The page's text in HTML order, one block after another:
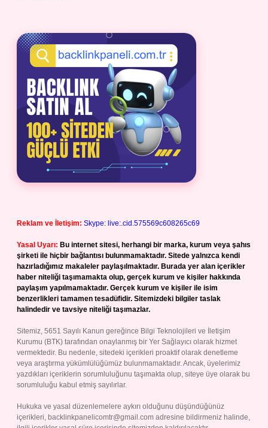
Reklam ve İletişim: Skype: live:.cid.575569c608265c69
Yasal Uyarı: Bu internet sitesi, herhangi bir marka, kurum veya şahıs
şirketi ile hiçbir bağlantısı bulunmamaktadır. Sitede yalnızca kendi
hazırladığımız makaleler paylaşılmaktadır. Burada yer alan içerikler
haber niteliği taşımamakta olup, gerçek kurum ve kişiler hakkında
paylaşım yapılmamaktadır. Gerçek kurum ve kişiler ile isim
benzerlikleri tamamen tesadüfidir. Sitemizdeki bilgiler taslak
halindedir ve tavsiye niteliği taşımazlar.
Sitemiz, 5651 Sayılı Kanun gereğince Bilgi Teknolojileri ve İletişim
Kurumu (BTK) tarafından onaylanmış bir Yer Sağlayıcı olarak hizmet
vermektedir. Bu nedenle, sitedeki içerikleri proaktif olarak denetleme
veya araştırma yükümlülüğümüz bulunmamaktadır. Ancak, üyelerimiz
yazdıkları içeriklerin sorumluluğunu taşımakta olup, siteye üye olarak bu
sorumluluğu kabul etmiş sayılırlar.
Hukuka ve yasal düzenlemelere aykırı olduğunu düşündüğünüz
içerikleri, backlinkpanelicomtr@gmail.com adresine bildirmeniz halinde,